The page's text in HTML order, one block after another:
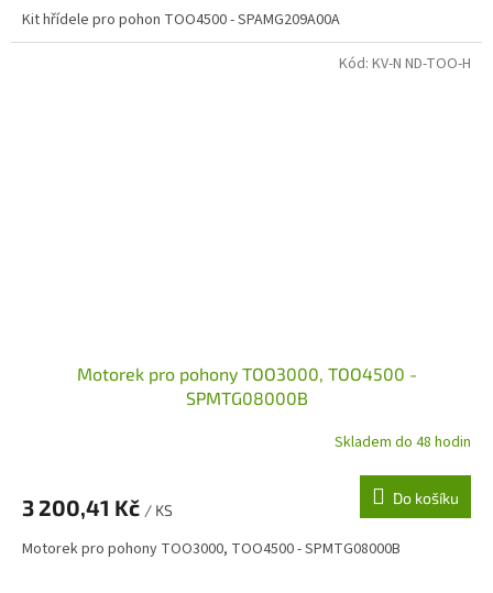
Kit hřídele pro pohon TOO4500 - SPAMG209A00A
Motorek pro pohony TOO3000, TOO4500 -
SPMTG08000B
Skladem do 48 hodin
3 200,41 Kč / KS
Do košíku
Motorek pro pohony TOO3000, TOO4500 - SPMTG08000B
Kód: KV-N ND-TOO-H